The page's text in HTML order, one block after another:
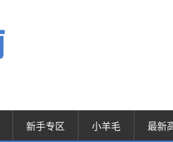
新手专区 小羊毛 最新